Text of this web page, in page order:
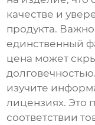
качестве и
продукта.
единственный
цена может
изучите
лицензиях. Это
соответствии